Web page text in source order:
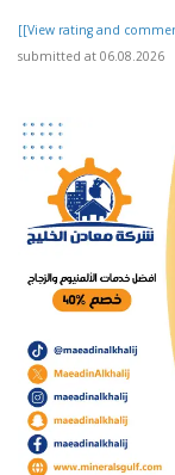
[[View rating and
submitted at 06.08.2026